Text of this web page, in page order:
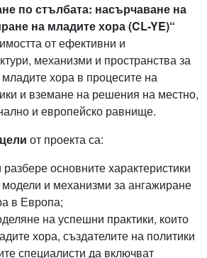
по стълбата: насърчаване на
на младите хора (CL-YE)“
от ефективни и
механизми и пространства за
хора в процесите на
и вземане на решения на местно,
и европейско равнище.
от проекта са:
основните характеристики
и механизми за ангажиране
в Европа;
на успешни практики, които
хора, създателите на политики
специалисти да включват